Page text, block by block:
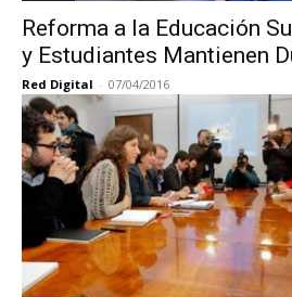
Reforma a la Educación
y Estudiantes Mantienen
Red Digital - 07/04/2016